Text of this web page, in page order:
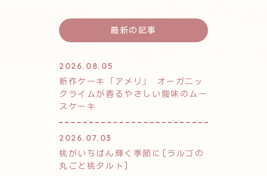
最新の記事
2026.08.05
新作ケーキ「アメリ」 オーガニッ
クライムが香るやさしい酸味のムー
スケーキ
2026.07.03
桃がいちばん輝く季節に[ラルゴの
丸ごと桃タルト]